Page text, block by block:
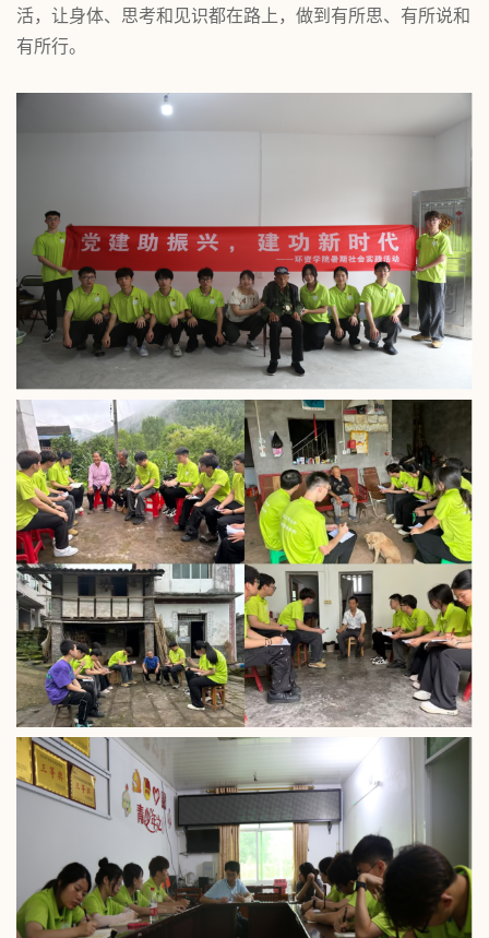
活，让身体、思考和见识都在路上，做到有所思、有所说和
有所行。